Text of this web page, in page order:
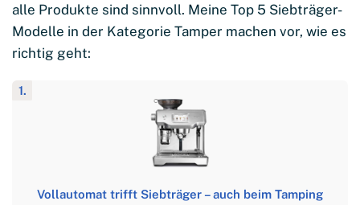
alle Produkte sind sinnvoll. Meine Top 5 Siebträger-
Modelle in der Kategorie Tamper machen vor, wie es
richtig geht:
1.
Vollautomat trifft Siebträger – auch beim Tamping